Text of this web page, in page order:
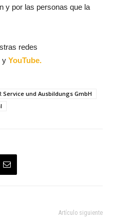
y por las personas que la
redes
y YouTube.
Service und Ausbildungs GmbH
Artículo siguiente